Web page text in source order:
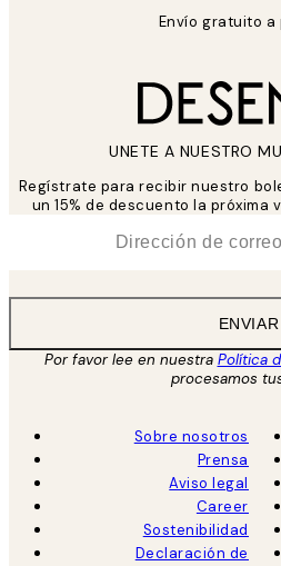
Envío gratuito
UNETE A NUESTRO
Regístrate para recibir nuestro
un 15% de descuento la próxima
ENVIAR
Por favor lee en nuestra Política
procesamos
Sobre nosotros
Prensa
Aviso legal
Career
Sostenibilidad
Declaración de